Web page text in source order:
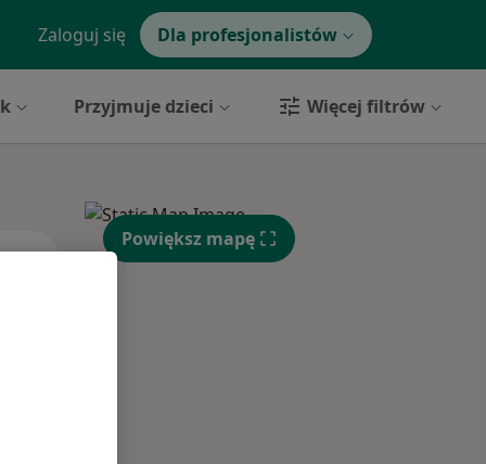
Zaloguj się Dla profesjonalistów
Przyjmuje dzieci Więcej filtrów
Śr, Czw,
Powiększ mapę